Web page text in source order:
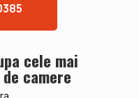
cele mai
camere